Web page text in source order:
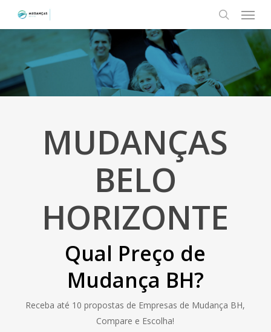
search
Menu
MUDANÇAS
BELO
HORIZONTE
Qual Preço de
Mudança BH?
Receba até 10 propostas de Empresas de Mudança BH,
Compare e Escolha!